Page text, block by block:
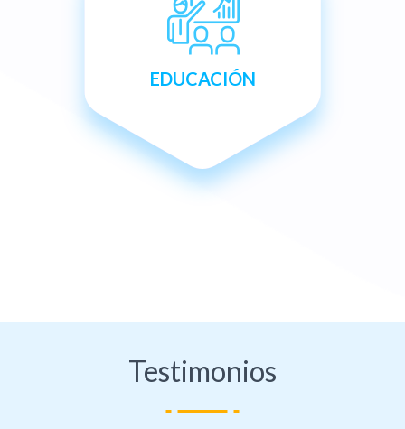
EDUCACIÓN
Testimonios